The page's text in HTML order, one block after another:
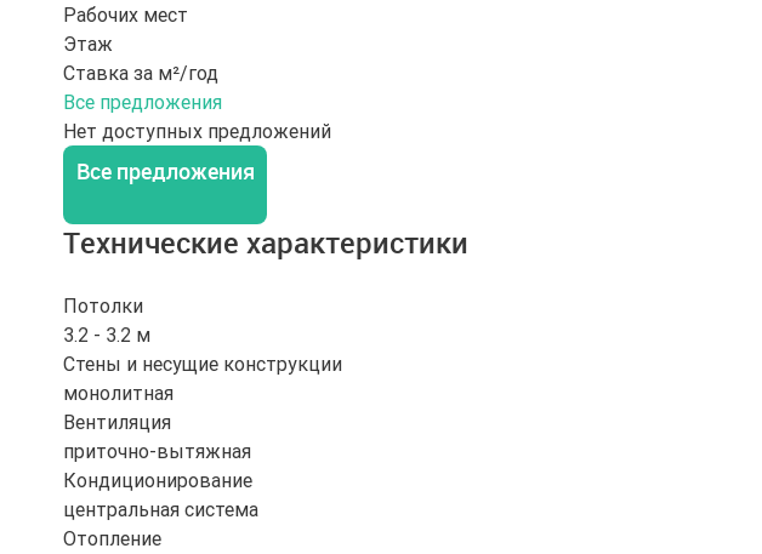
Рабочих мест
Этаж
Ставка за м²/год
Все предложения
Нет доступных предложений
Все предложения
Технические характеристики
Потолки
3.2 - 3.2 м
Стены и несущие конструкции
монолитная
Вентиляция
приточно-вытяжная
Кондиционирование
центральная система
Отопление